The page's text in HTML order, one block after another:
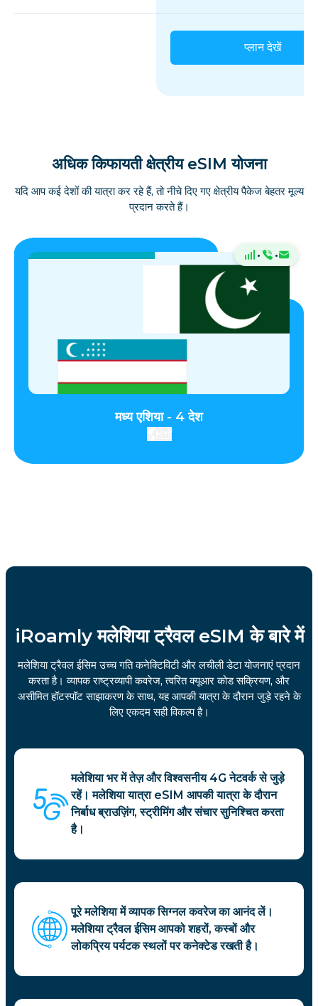
प्लान देखें
अधिक किफायती क्षेत्रीय eSIM योजना
यदि आप कई देशों की यात्रा कर रहे हैं, तो नीचे दिए गए क्षेत्रीय पैकेज बेहतर मूल्य
प्रदान करते हैं।
· ·
मध्य एशिया - 4 देश
iRoamly मलेशिया ट्रैवल eSIM के बारे में
मलेशिया ट्रैवल ईसिम उच्च गति कनेक्टिविटी और लचीली डेटा योजनाएं प्रदान
करता है। व्यापक राष्ट्रव्यापी कवरेज, त्वरित क्यूआर कोड सक्रियण, और
असीमित हॉटस्पॉट साझाकरण के साथ, यह आपकी यात्रा के दौरान जुड़े रहने के
लिए एकदम सही विकल्प है।
मलेशिया भर में तेज़ और विश्वसनीय 4G नेटवर्क से जुड़े
रहें। मलेशिया यात्रा eSIM आपकी यात्रा के दौरान
निर्बाध ब्राउज़िंग, स्ट्रीमिंग और संचार सुनिश्चित करता
है।
पूरे मलेशिया में व्यापक सिग्नल कवरेज का आनंद लें।
मलेशिया ट्रैवल ईसिम आपको शहरों, कस्बों और
लोकप्रिय पर्यटक स्थलों पर कनेक्टेड रखती है।